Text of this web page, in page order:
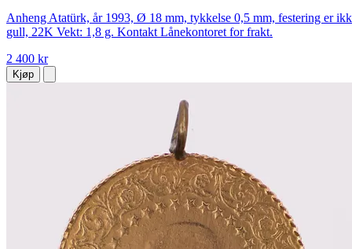
Anheng Atatürk, år 1993, Ø 18 mm, tykkelse 0,5 mm, festering er
gull, 22K Vekt: 1,8 g. Kontakt Lånekontoret for frakt.
2 400 kr
Kjøp